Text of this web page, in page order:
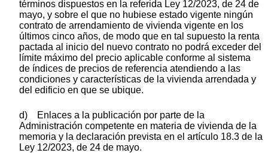
términos dispuestos en la referida Ley 12/2023, de 24 de
mayo, y sobre el que no hubiese estado vigente ningún
contrato de arrendamiento de vivienda vigente en los
últimos cinco años, de modo que en tal supuesto la renta
pactada al inicio del nuevo contrato no podrá exceder del
límite máximo del precio aplicable conforme al sistema
de índices de precios de referencia atendiendo a las
condiciones y características de la vivienda arrendada y
del edificio en que se ubique.
d) Enlaces a la publicación por parte de la
Administración competente en materia de vivienda de la
memoria y la declaración prevista en el artículo 18.3 de la
Ley 12/2023, de 24 de mayo.